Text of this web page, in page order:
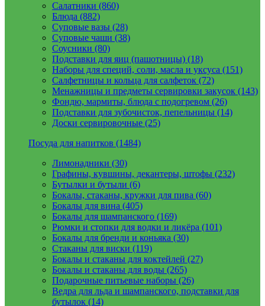
Салатники (860)
Блюда (882)
Суповые вазы (28)
Суповые чаши (38)
Соусники (80)
Подставки для яиц (пашотницы) (18)
Наборы для специй, соли, масла и уксуса (151)
Салфетницы и кольца для салфеток (72)
Менажницы и предметы сервировки закусок (143)
Фондю, мармиты, блюда с подогревом (26)
Подставки для зубочисток, пепельницы (14)
Доски сервировочные (25)
Посуда для напитков (1484)
Лимонадники (30)
Графины, кувшины, декантеры, штофы (232)
Бутылки и бутыли (6)
Бокалы, стаканы, кружки для пива (60)
Бокалы для вина (405)
Бокалы для шампанского (169)
Рюмки и стопки для водки и ликёра (101)
Бокалы для бренди и коньяка (30)
Стаканы для виски (119)
Бокалы и стаканы для коктейлей (27)
Бокалы и стаканы для воды (265)
Подарочные питьевые наборы (26)
Ведра для льда и шампанского, подставки для
бутылок (14)